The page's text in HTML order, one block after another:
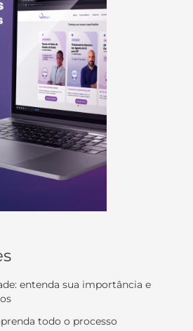
entenda sua importância e
todo o processo